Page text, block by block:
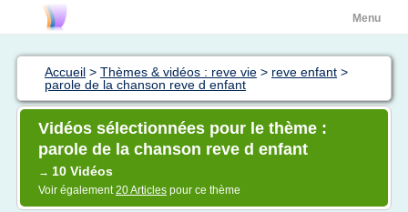
Menu
Accueil > Thèmes & vidéos : reve vie > reve enfant >
parole de la chanson reve d enfant
Vidéos sélectionnées pour le thème :
parole de la chanson reve d enfant
→ 10 Vidéos
Voir également20 Articles pour ce thème